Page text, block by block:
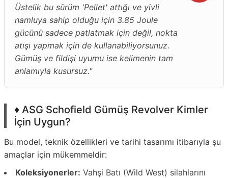
Üstelik bu sürüm 'Pellet' attığı ve yivli
namluya sahip olduğu için 3.85 Joule
gücünü sadece patlatmak için değil, nokta
atışı yapmak için de kullanabiliyorsunuz.
Gümüş ve fildişi uyumu ise kelimenin tam
anlamıyla kusursuz."
♦️ ASG Schofield Gümüş Revolver Kimler
İçin Uygun?
Bu model, teknik özellikleri ve tarihi tasarımı itibarıyla şu
amaçlar için mükemmeldir:
Koleksiyonerler: Vahşi Batı (Wild West) silahlarını